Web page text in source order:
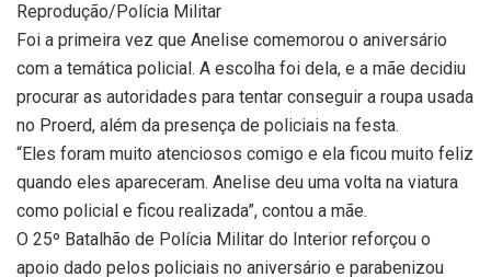
Reprodução/Polícia Militar
Foi a primeira vez que Anelise comemorou o aniversário
com a temática policial. A escolha foi dela, e a mãe decidiu
procurar as autoridades para tentar conseguir a roupa usada
no Proerd, além da presença de policiais na festa.
“Eles foram muito atenciosos comigo e ela ficou muito feliz
quando eles apareceram. Anelise deu uma volta na viatura
como policial e ficou realizada”, contou a mãe.
O 25º Batalhão de Polícia Militar do Interior reforçou o
apoio dado pelos policiais no aniversário e parabenizou